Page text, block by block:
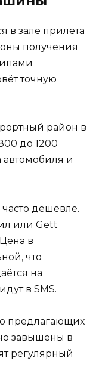
в зале прилёта
получения
точную
район в
до 1200
автомобиля и
дешевле.
или Gett
в
что
на
в SMS.
предлагающих
завышены в
регулярный